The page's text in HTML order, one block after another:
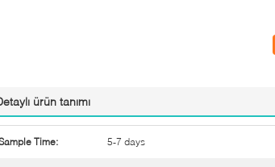
ürün tanımı
Time: 5-7 days